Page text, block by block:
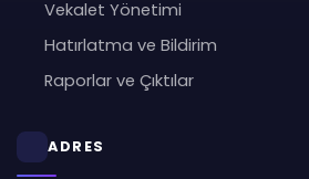
Vekalet Yönetimi
Hatırlatma ve Bildirim
Raporlar ve Çıktılar
ADRES